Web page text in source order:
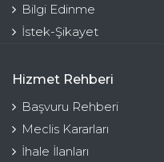
Bilgi Edinme
İstek-Şikayet
Hizmet Rehberi
Başvuru Rehberi
Meclis Kararları
İhale İlanları